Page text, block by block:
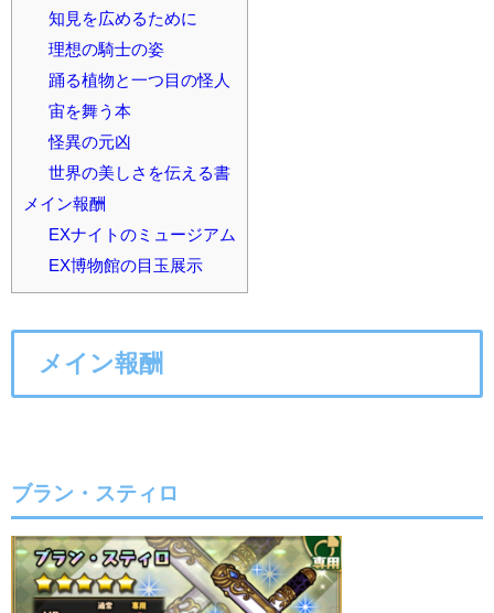
知見を広めるために
理想の騎士の姿
踊る植物と一つ目の怪人
宙を舞う本
怪異の元凶
世界の美しさを伝える書
メイン報酬
EXナイトのミュージアム
EX博物館の目玉展示
メイン報酬
ブラン・スティロ